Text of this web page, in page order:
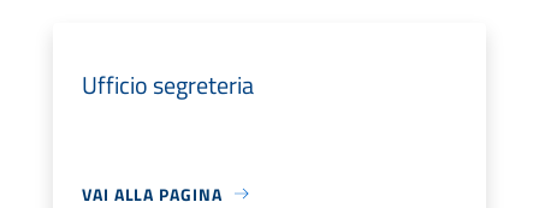
Ufficio segreteria
VAI ALLA PAGINA